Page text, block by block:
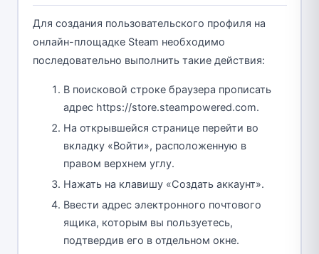
Для создания пользовательского профиля на
онлайн-площадке Steam необходимо
последовательно выполнить такие действия:
В поисковой строке браузера прописать
адрес https://store.steampowered.com.
На открывшейся странице перейти во
вкладку «Войти», расположенную в
правом верхнем углу.
Нажать на клавишу «Создать аккаунт».
Ввести адрес электронного почтового
ящика, которым вы пользуетесь,
подтвердив его в отдельном окне.